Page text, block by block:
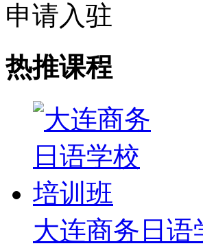
申请入驻
热推课程
大连商务日语